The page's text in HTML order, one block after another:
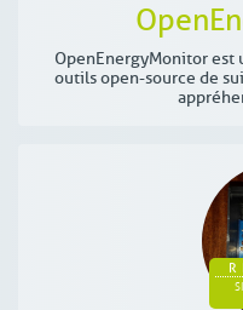
OpenEnergyMonitor est
outils open-source de